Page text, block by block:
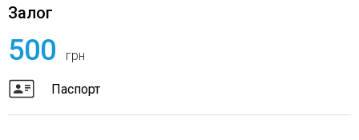
Залог
500 грн
Паспорт